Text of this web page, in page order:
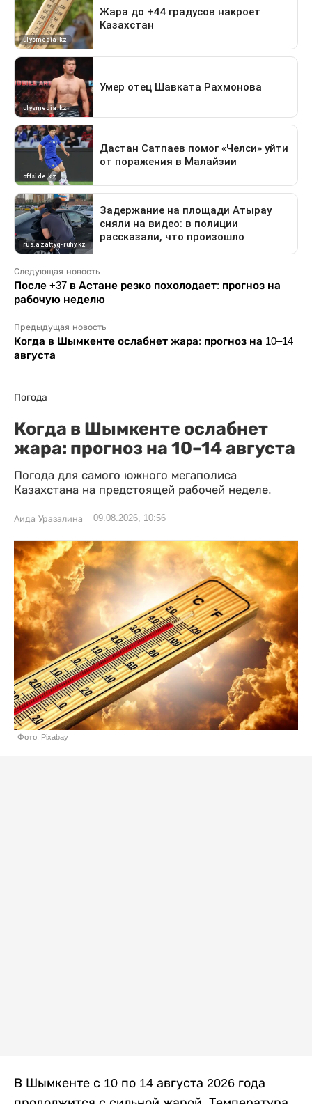
Следующая новость
После +37 в Астане резко похолодает: прогноз на
рабочую неделю
Предыдущая новость
Когда в Шымкенте ослабнет жара: прогноз на 10–14
августа
Погода
Когда в Шымкенте ослабнет
жара: прогноз на 10–14 августа
Погода для самого южного мегаполиса
Казахстана на предстоящей рабочей неделе.
Аида Уразалина 09.08.2026, 10:56
Фото: Pixabay
В Шымкенте с 10 по 14 августа 2026 года